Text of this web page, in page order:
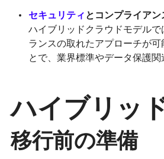
セキュリティとコンプライアン
ハイブリッドクラウドモデル
ランスの取れたアプローチが
とで、業界標準やデータ保護
ハイブリッ
移行前の準備